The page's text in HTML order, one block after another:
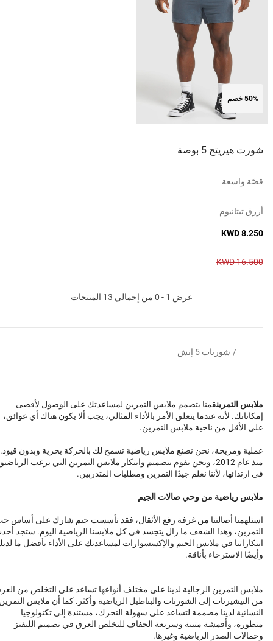
50% خصم
شورت هيريتج 5 بوصة
قصّة واسعة
أزرق تيتانيوم
KWD 8.250
KWD 16.500
عرض 1 - 0 من إجمالي 13 المنتجات
/ شورتات 5 إنش
ملابس التمرينقمنا بتصمم ملابس التمرين لمساعدتك على الوصول لأقصى
إمكاناتك. لأنه عندما يتعلق الأمر بالأداء المثالي، يجب ألا يكون هناك أي عوائق،
على الأقل من ناحية ملابس التمرين.
عملية ومريحة، نحن نصنع ملابس رياضية تسمح لك بالحركة بحرية وبدون قيود.
منذ عام 2012، ونحن نقوم بتصميم وابتكار ملابس التمرين التي يرغب
في ارتدائها، لأننا نعلم جيدًا التمرين ومطلبات المتدربين.
ملابس رياضية من وحي صالات الجيم
استلهمنا أصالتنا من غرفة رفع الأثقال، فقد تأسست جيم شارك على أساس
التمرين، وهذا الشغف ما زال يتجسد في كل ملابسنا الرياضية اليوم. ستجد
ابتكاراتنا في ملابس الجيم والإكسسوارات لمساعدتك على الأداء بأفضل ما
وأيضًا الاسترخاء بأناقة.
ملابس التمرين الرجالية لدينا على مختلف أنواعها تساعد على التخلص من
من التيشيرتات إلى الشورتات والبناطيل الرياضية وأكثر. كما أن ملابس
النسائية لدينا مصممة لتساعد على سهولة التحرك، مستندة إلى تكنولوجيا
متطورة، وأقمشة متينة وسريعة الجفاف للتخلص العرق في تصميم الليقنز
وحمالات الصدر الرياضية وغيرها.